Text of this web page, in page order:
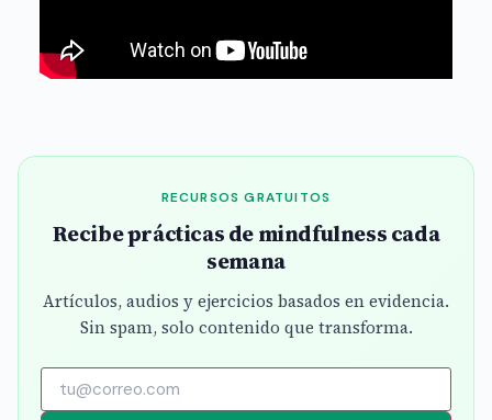
RECURSOS GRATUITOS
Recibe prácticas de mindfulness cada
semana
Artículos, audios y ejercicios basados en evidencia.
Sin spam, solo contenido que transforma.